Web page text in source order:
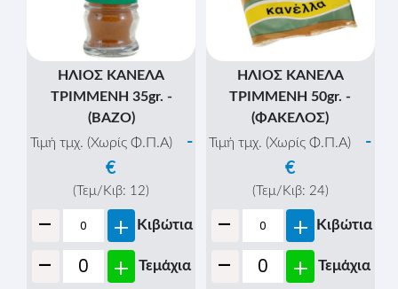
ΗΛΙΟΣ ΚΑΝΕΛΑ
ΤΡΙΜΜΕΝΗ 35gr. -
(ΒΑΖΟ)
Τιμή τμχ. (Χωρίς Φ.Π.Α)
-
€
(Τεμ/Κιβ: 12)
- + Κιβώτια
- + Τεμάχια
ΗΛΙΟΣ ΚΑΝΕΛΑ
ΤΡΙΜΜΕΝΗ 50gr. -
(ΦΑΚΕΛΟΣ)
Τιμή τμχ. (Χωρίς Φ.Π.Α)
-
€
(Τεμ/Κιβ: 24)
- + Κιβώτια
- + Τεμάχια